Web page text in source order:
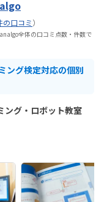
の口コミ）
全体の口コミ点数・件数で
ング検定対応の個別
ング・ロボット教室